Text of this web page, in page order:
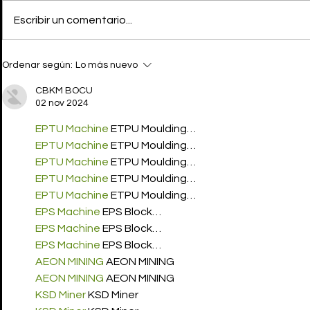
JENNER, ALEXA DEMIE,
JENNIE y JUNG KOOK
protagonizan la FW23 de
Escribir un comentario...
Ordenar según: Lo más nuevo
CBKM BOCU
02 nov 2024
EPTU Machine ETPU Moulding…
EPTU Machine ETPU Moulding…
EPTU Machine ETPU Moulding…
EPTU Machine ETPU Moulding…
EPTU Machine ETPU Moulding…
EPS Machine EPS Block…
EPS Machine EPS Block…
EPS Machine EPS Block…
AEON MINING AEON MINING
AEON MINING AEON MINING
KSD Miner KSD Miner